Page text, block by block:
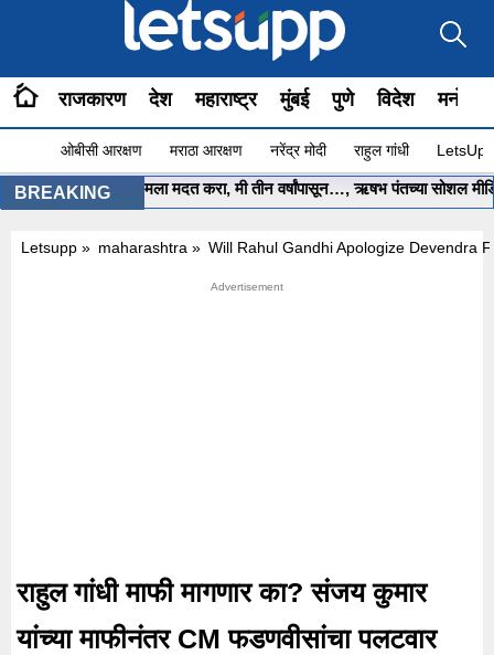
राजकारण देश महाराष्ट्र मुंबई पुणे विदेश
ओबीसी आरक्षण मराठा आरक्षण नरेंद्र मोदी राहुल गांधी
BREAKING
मुख्यमंत्री साहेब.. मला मदत करा, मी तीन वर्षांपासून…, ऋषभ पंतच्या सोशल मीडिया
Letsupp » maharashtra » Will Rahul Gandhi Apologize Devendra
राहुल गांधी माफी मागणार का? संजय कुमार
यांच्या माफीनंतर CM फडणवीसांचा पलटवार